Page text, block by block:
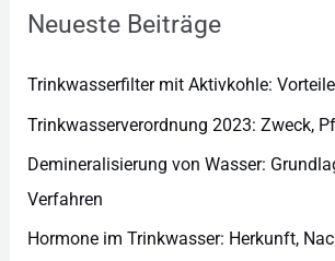
Neueste Beiträge
Trinkwasserfilter mit Aktivkohle:
Trinkwasserverordnung 2023: Zweck,
Demineralisierung von Wasser:
Verfahren
Hormone im Trinkwasser: Herkunft,
r
e
n